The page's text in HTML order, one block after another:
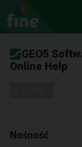
GEO5
Online Help
Nośność